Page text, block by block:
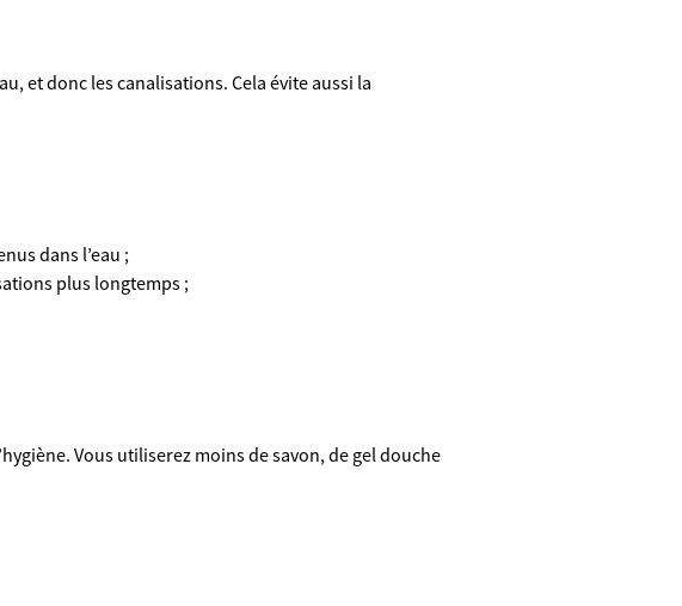
et donc les canalisations. Cela évite aussi la
dans l’eau ;
plus longtemps ;
Vous utiliserez moins de savon, de gel douche